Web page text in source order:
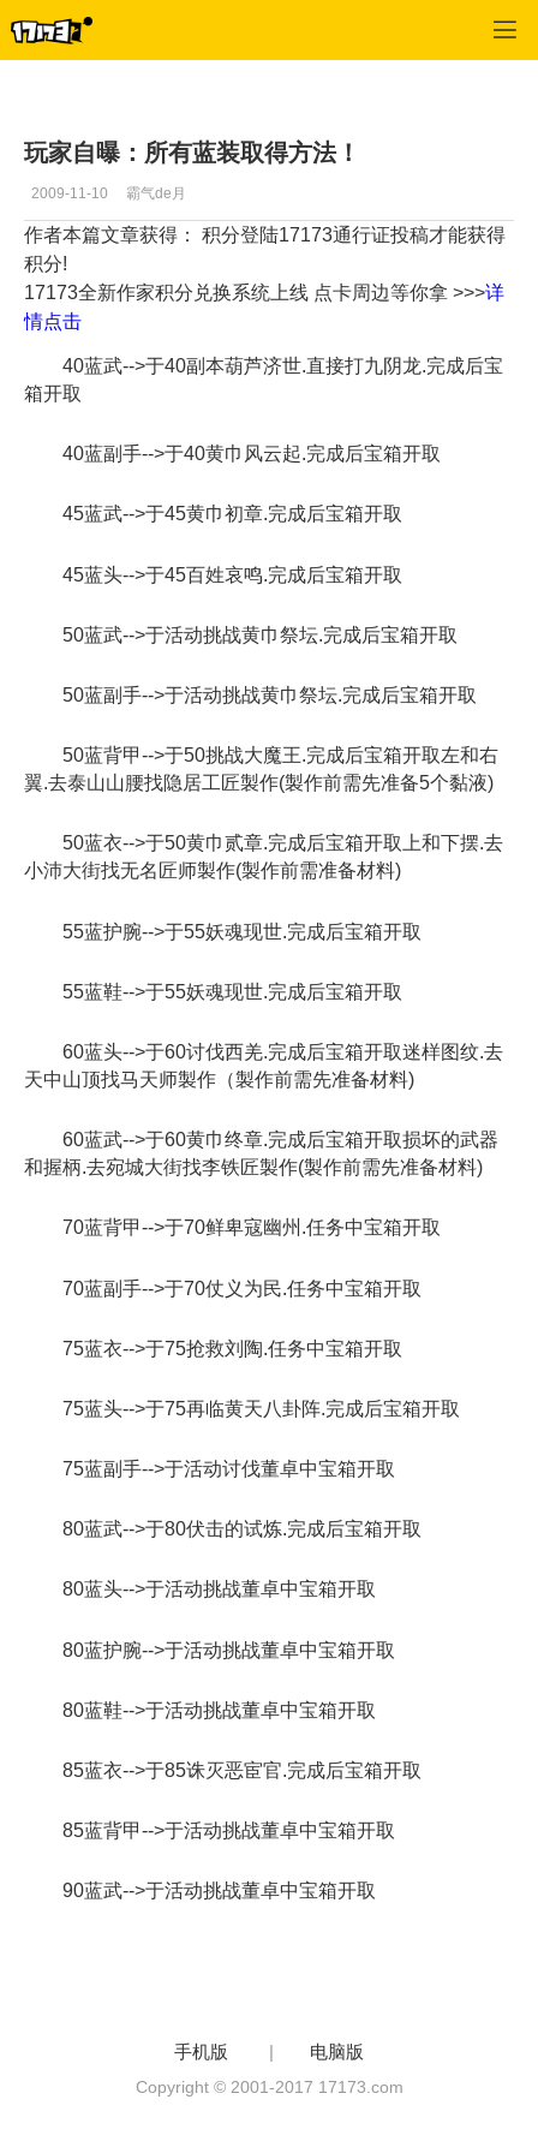
玩家自曝：所有蓝装取得方法！
2009-11-10 霸气de月
作者本篇文章获得： 积分登陆17173通行证投稿才能获得
积分!
17173全新作家积分兑换系统上线 点卡周边等你拿 >>>详
情点击
40蓝武-->于40副本葫芦济世.直接打九阴龙.完成后宝
箱开取
40蓝副手-->于40黄巾风云起.完成后宝箱开取
45蓝武-->于45黄巾初章.完成后宝箱开取
45蓝头-->于45百姓哀鸣.完成后宝箱开取
50蓝武-->于活动挑战黄巾祭坛.完成后宝箱开取
50蓝副手-->于活动挑战黄巾祭坛.完成后宝箱开取
50蓝背甲-->于50挑战大魔王.完成后宝箱开取左和右
翼.去泰山山腰找隐居工匠製作(製作前需先准备5个黏液)
50蓝衣-->于50黄巾贰章.完成后宝箱开取上和下摆.去
小沛大街找无名匠师製作(製作前需准备材料)
55蓝护腕-->于55妖魂现世.完成后宝箱开取
55蓝鞋-->于55妖魂现世.完成后宝箱开取
60蓝头-->于60讨伐西羌.完成后宝箱开取迷样图纹.去
天中山顶找马天师製作（製作前需先准备材料)
60蓝武-->于60黄巾终章.完成后宝箱开取损坏的武器
和握柄.去宛城大街找李铁匠製作(製作前需先准备材料)
70蓝背甲-->于70鲜卑寇幽州.任务中宝箱开取
70蓝副手-->于70仗义为民.任务中宝箱开取
75蓝衣-->于75抢救刘陶.任务中宝箱开取
75蓝头-->于75再临黄天八卦阵.完成后宝箱开取
75蓝副手-->于活动讨伐董卓中宝箱开取
80蓝武-->于80伏击的试炼.完成后宝箱开取
80蓝头-->于活动挑战董卓中宝箱开取
80蓝护腕-->于活动挑战董卓中宝箱开取
80蓝鞋-->于活动挑战董卓中宝箱开取
85蓝衣-->于85诛灭恶宦官.完成后宝箱开取
85蓝背甲-->于活动挑战董卓中宝箱开取
90蓝武-->于活动挑战董卓中宝箱开取
手机版 | 电脑版
Copyright © 2001-2017 17173.com